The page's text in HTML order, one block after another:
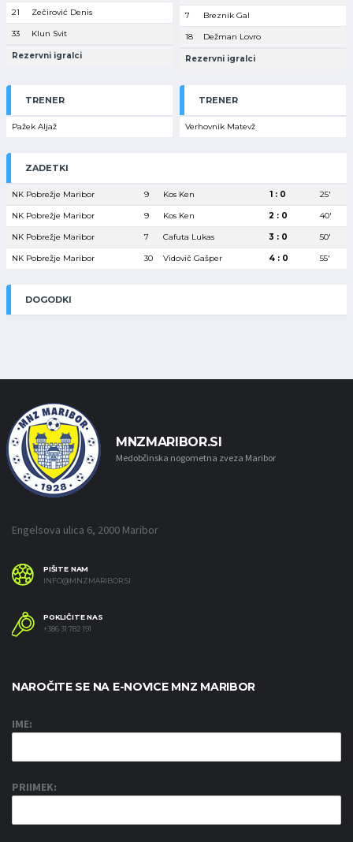
21 Zečirović Denis
33 Klun Svit
Rezervni igralci
7 Breznik Gal
18 Dežman Lovro
Rezervni igralci
TRENER
Pažek Aljaž
TRENER
Verhovnik Matevž
ZADETKI
NK Pobrežje Maribor 9 Kos Ken 1 : 0 25′
NK Pobrežje Maribor 9 Kos Ken 2 : 0 40′
NK Pobrežje Maribor 7 Cafuta Lukas 3 : 0 50′
NK Pobrežje Maribor 30 Vidovič Gašper 4 : 0 55′
DOGODKI
MNZMARIBOR.SI
Medobčinska nogometna zveza Maribor
Engelsova ulica 6, 2000 Maribor
PIŠITE NAM
INFO@MNZMARIBOR.SI
POKLIČITE NAS
+386 31 782 191
NAROČITE SE NA E-NOVICE MNZ MARIBOR
IME:
PRIIMEK: